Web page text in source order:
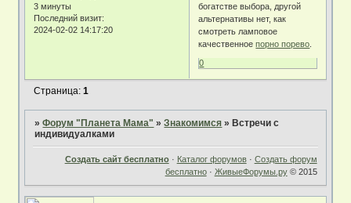
3 минуты
Последний визит:
2024-02-02 14:17:20
богатстве выбора, другой
альтернативы нет, как
смотреть ламповое
качественноепорно порево
0
Страница:1
»Форум "Планета Мама" »Знакомимся » Встречи с
индивидуалками
Создать сайт бесплатно· Каталог форумов· Создать форум
бесплатно· ЖивыеФорумы.ру© 2015